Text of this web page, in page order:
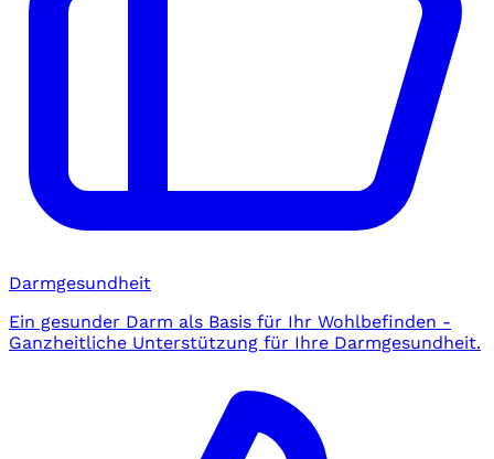
Darmgesundheit
Ein gesunder Darm als Basis für Ihr Wohlbefinden -
Ganzheitliche Unterstützung für Ihre Darmgesundheit.